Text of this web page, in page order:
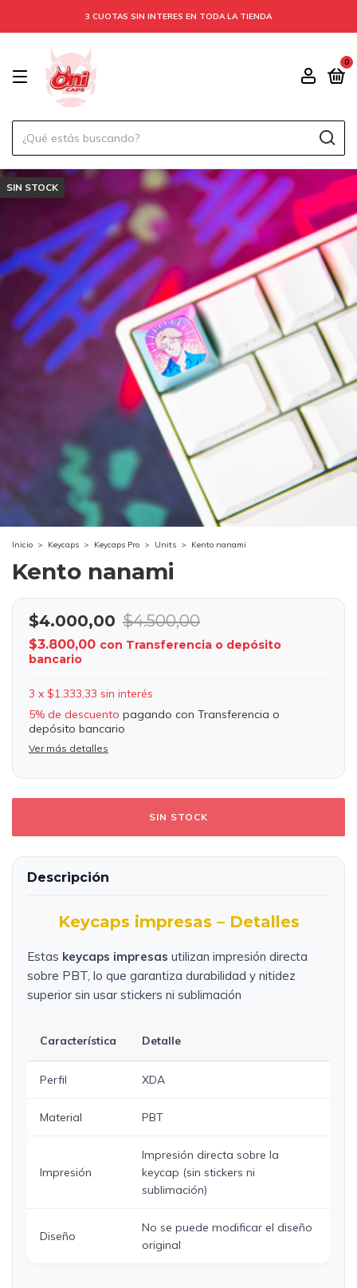
3 CUOTAS SIN INTERES EN TODA LA TIENDA
0
SIN STOCK
Inicio > Keycaps > Keycaps Pro > Units > Kento nanami
Kento nanami
$4.000,00 $4.500,00
$3.800,00 con Transferencia o depósito
bancario
3 x $1.333,33 sin interés
5% de descuento pagando con Transferencia o
depósito bancario
Ver más detalles
Descripción
Keycaps impresas – Detalles
Estas keycaps impresas utilizan impresión directa
sobre PBT, lo que garantiza durabilidad y nitidez
superior sin usar stickers ni sublimación
Característica Detalle
Perfil XDA
Material PBT
Impresión
Impresión directa sobre la
keycap (sin stickers ni
sublimación)
Diseño
No se puede modificar el diseño
original